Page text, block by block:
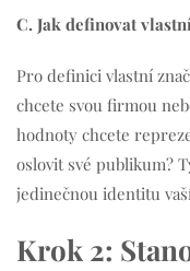
C. Jak definovat
Pro definici vlastní
chcete svou firmou
hodnoty chcete
oslovit své publikum?
jedinečnou identitu
Krok 2: